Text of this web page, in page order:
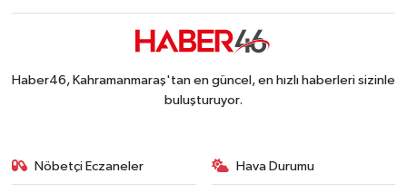
Haber46, Kahramanmaraş'tan en güncel, en hızlı haberleri sizinle
buluşturuyor.
Nöbetçi Eczaneler Hava Durumu